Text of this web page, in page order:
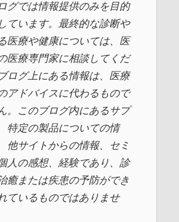
グでは情報提供のみを目的
ています。最終的な診断や
医療や健康については、医
医療専門家に相談してくだ
ログ上にある情報は、医療
アドバイスに代わるもので
。このブログ内にあるサプ
特定の製品についての情
他サイトからの情報、セミ
人の感想、経験であり、診
癒または疾患の予防ができ
ているものではありませ